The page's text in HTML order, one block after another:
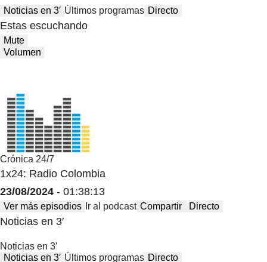
Noticias en 3′ Últimos programas Directo
Estas escuchando
Mute
Volumen
Crónica 24/7
1x24: Radio Colombia
23/08/2024 - 01:38:13
Ver más episodios Ir al podcast Compartir Directo
Noticias en 3′
Noticias en 3′
Noticias en 3′ Últimos programas Directo